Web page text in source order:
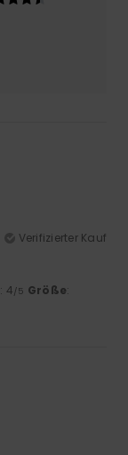
Verifizierter Kauf
: 4/5 Größe: